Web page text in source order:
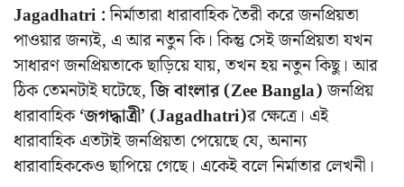
Jagadhatri :নির্মাতারা ধারাবাহিক তৈরী করে জনপ্রিয়তা
পাওয়ার জন্যই, এ আর নতুন কি। কিন্তু সেই জনপ্রিয়তা যখন
সাধারণ জনপ্রিয়তাকে ছাড়িয়ে যায়, তখন হয় নতুন কিছু। আর
ঠিক তেমনটাই ঘটেছে,জি বাংলার (Zee Bangla)জনপ্রিয়
ধারাবাহিক‘জগদ্ধাত্রী’ (Jagadhatri)র ক্ষেত্রে। এই
ধারাবাহিক এতটাই জনপ্রিয়তা পেয়েছে যে, অনান্য
ধারাবাহিককেও ছাপিয়ে গেছে। একেই বলে নির্মাতার লেখনী।